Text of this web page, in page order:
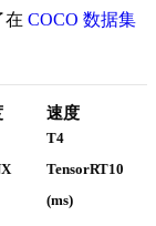
在 COCO 数据集
速度
T4
TensorRT10
(ms)